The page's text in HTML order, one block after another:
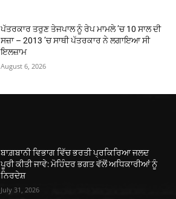
ਪੱਤਰਕਾਰ ਤਰੁਣ ਤੇਜਪਾਲ ਨੂੰ ਰੇਪ ਮਾਮਲੇ ’ਚ 10 ਸਾਲ ਦੀ
ਸਜ਼ਾ – 2013 ’ਚ ਸਾਥੀ ਪੱਤਰਕਾਰ ਨੇ ਲਗਾਇਆ ਸੀ
ਇਲਜ਼ਾਮ
August 6, 2026
ਬਾਗ਼ਬਾਨੀ ਵਿਭਾਗ ਵਿੱਚ ਭਰਤੀ ਪ੍ਰਕਿਰਿਆ ਜਲਦ
ਪੂਰੀ ਕੀਤੀ ਜਾਵੇ: ਮੋਹਿੰਦਰ ਭਗਤ ਵੱਲੋਂ ਅਧਿਕਾਰੀਆਂ ਨੂੰ
ਨਿਰਦੇਸ਼
July 31, 2026